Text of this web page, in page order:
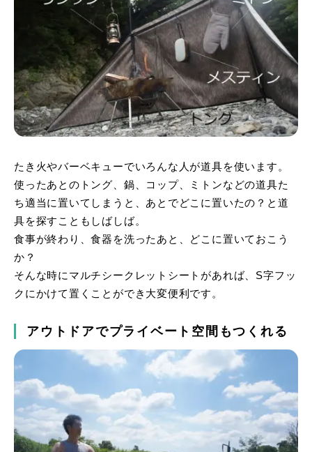
たき火やバーベキューでいろんな人が道具を使います。
使ったあとのトング、鍋、コップ、ミトンなどの道具た
ち適当に置いてしまうと、あとでどこに置いたの？と道
具を探すこともしばしば。
食事が終わり、食器を洗ったあと、どこに置いておこう
か？
そんな時にマルチシークレットシートがあれば、S字フッ
クにかけて置くことができ大変便利です。
アウトドアでプライベート空間もつくれる